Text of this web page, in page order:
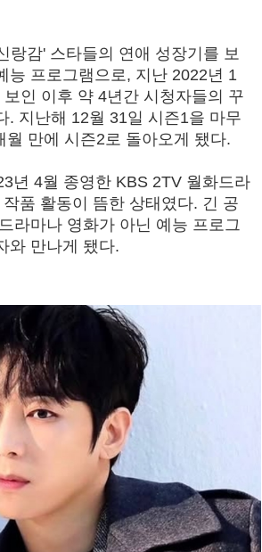
랑감' 스타들의 연애 성장기를 보
능 프로그램으로, 지난 2022년 1
인 이후 약 4년간 시청자들의 꾸
. 지난해 12월 31일 시즌1을 마무
월 만에 시즌2로 돌아오게 됐다.
년 4월 종영한 KBS 2TV 월화드라
품 활동이 뜸한 상태였다. 긴 공
라마나 영화가 아닌 예능 프로그
와 만나게 됐다.